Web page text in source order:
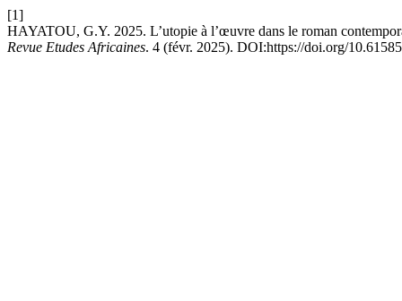
[1]
HAYATOU, G.Y. 2025. L’utopie à l’œuvre dans le roman
Revue Etudes Africaines. 4 (févr. 2025). DOI:https://doi.org/